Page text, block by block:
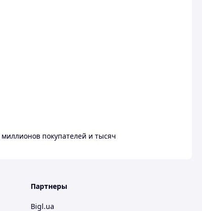
покупателей и тысяч
Партнеры
Bigl.ua